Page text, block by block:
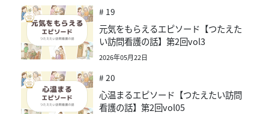
# 19
元気をもらえるエピソード【つたえた
い訪問看護の話】第2回vol3
2026年05月22日
# 20
心温まるエピソード【つたえたい訪問
看護の話】第2回vol05